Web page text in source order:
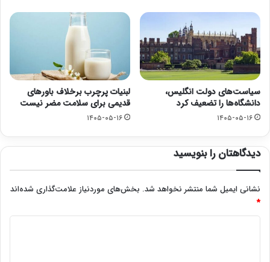
سیاست‌های دولت انگلیس،
دانشگاه‌ها را تضعیف کرد
۱۴۰۵-۰۵-۱۶
لبنیات پرچرب برخلاف باورهای
قدیمی برای سلامت مضر نیست
۱۴۰۵-۰۵-۱۶
دیدگاهتان را بنویسید
نشانی ایمیل شما منتشر نخواهد شد. بخش‌های موردنیاز علامت‌گذاری شده‌اند
*